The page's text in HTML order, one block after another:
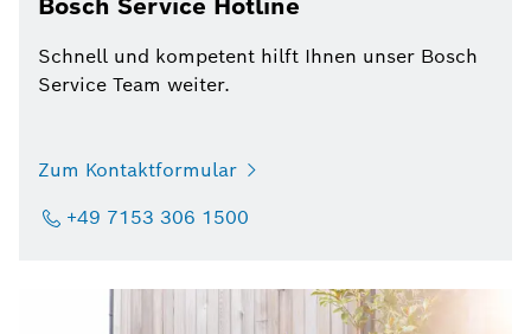
Bosch Service Hotline
Schnell und kompetent hilft Ihnen unser Bosch
Service Team weiter.
Zum Kontaktformular
+49 7153 306 1500